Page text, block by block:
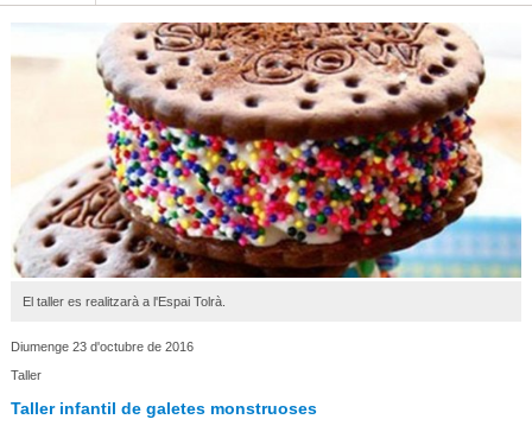
El taller es realitzarà a l'Espai Tolrà.
Diumenge 23 d'octubre de 2016
Taller
Taller infantil de galetes monstruoses